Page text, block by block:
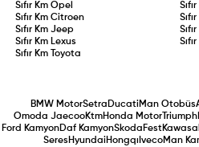
Sıfır KmOpel
Sıfır KmCitroen
Sıfır KmJeep
Sıfır Km Lexus
Sıfır Km
Toyota
BMW MotorSetra Ducati Man Otobüs
Omoda JaecooKtmHonda MotorTriumph
Ford KamyonDaf KamyonSkoda Fest
Seres Hyundai Hongqı IvecoMan